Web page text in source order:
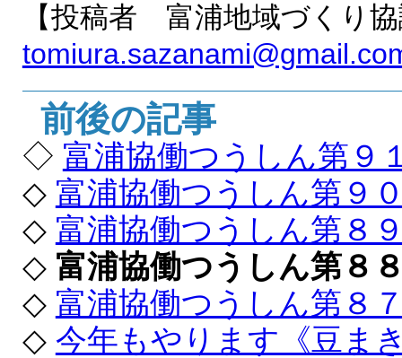
【投稿者 富浦地域づくり
前後の記事
◇ 富浦協働つうしん第９
◇ 富浦協働つうしん第９
◇ 富浦協働つうしん第８
◇ 富浦協働つうしん第８
◇ 富浦協働つうしん第８
◇ 今年もやります《豆ま